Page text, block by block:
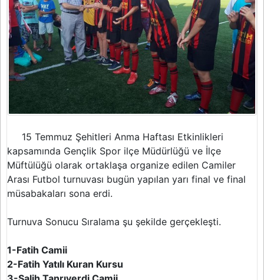
15 Temmuz Şehitleri Anma Haftası Etkinlikleri
kapsamında Gençlik Spor ilçe Müdürlüğü ve İlçe
Müftülüğü olarak ortaklaşa organize edilen Camiler
Arası Futbol turnuvası bugün yapılan yarı final ve final
müsabakaları sona erdi.
Turnuva Sonucu Sıralama şu şekilde gerçekleşti.
1-Fatih Camii
2-Fatih Yatılı Kuran Kursu